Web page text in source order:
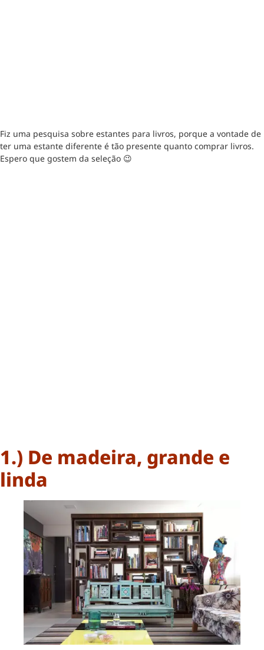
Fiz uma pesquisa sobre estantes para livros, porque a vontade de
ter uma estante diferente é tão presente quanto comprar livros.
Espero que gostem da seleção 😉
1.) De madeira, grande e
linda